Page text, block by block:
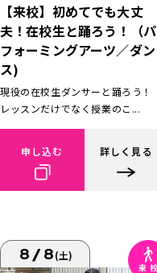
【来校】初めてでも大丈
夫！在校生と踊ろう！（パ
フォーミングアーツ／ダン
ス)
現役の在校生ダンサーと踊ろう！
レッスンだけでなく授業のこ...
申し込む 詳しく見る
8/8(土)